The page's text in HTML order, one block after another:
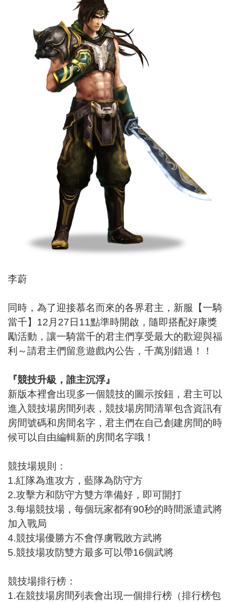
李蔚
同時，為了迎接慕名而來的各界君主，新服【一騎
當千】12月27日11點準時開啟，隨即搭配好康獎
勵活動，讓一騎當千的君主們享受最大的歡迎與福
利～請君主們留意遊戲內公告，千萬別錯過！！
『競技升級，誰主沉浮』
新版本裡會出現多一個競技的圖示按鈕，君主可以
進入競技場房間列表，競技場房間清單包含資訊有
房間號碼和房間名字，君主們在自己創建房間的時
候可以自由編輯新的房間名字哦！
競技場規則：
1.紅隊為進攻方，藍隊為防守方
2.攻擊方和防守方雙方準備好，即可開打
3.每場競技場，每個玩家都有90秒的時間派遣武將
加入戰局
4.競技場優勝方不會俘虜戰敗方武將
5.競技場攻防雙方最多可以帶16個武將
競技場排行榜：
1.在競技場房間列表會出現一個排行榜（排行榜包